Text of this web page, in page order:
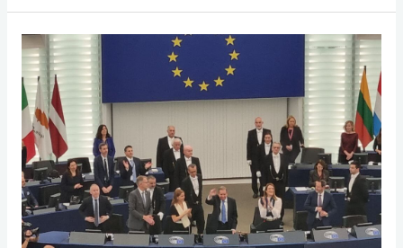
El
Parlamento
Europeo
otorga
a
Edmundo
González
y
a
María